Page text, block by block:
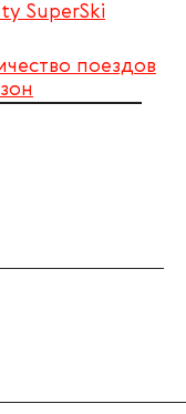
SuperSki
поездов